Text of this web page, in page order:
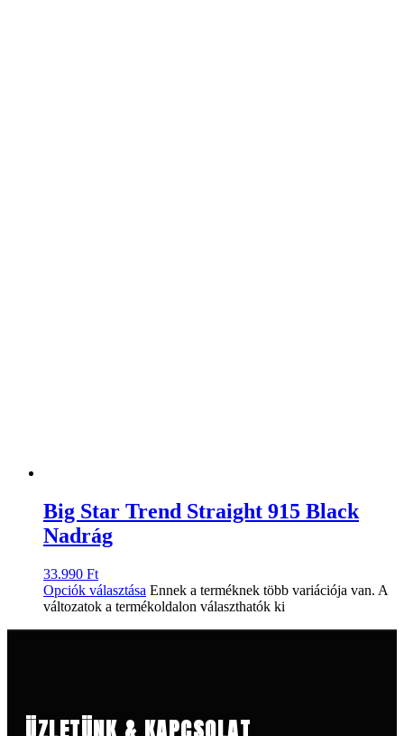
Big Star Trend Straight 915 Black
Nadrág
33.990 Ft
Opciók választása Ennek a terméknek több variációja van. A
változatok a termékoldalon választhatók ki